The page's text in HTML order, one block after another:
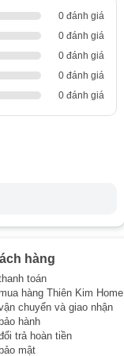
công nghệ tiên tiến.
cuộc sống hàng
với công nghệ bảo
bảo quản trong
0 đánh giá
0 đánh giá
0 đánh giá
0 đánh giá
0 đánh giá
hàng
toán
hàng Thiên Kim Home
chuyển và giao nhận
hành
trả hoàn tiền
mật